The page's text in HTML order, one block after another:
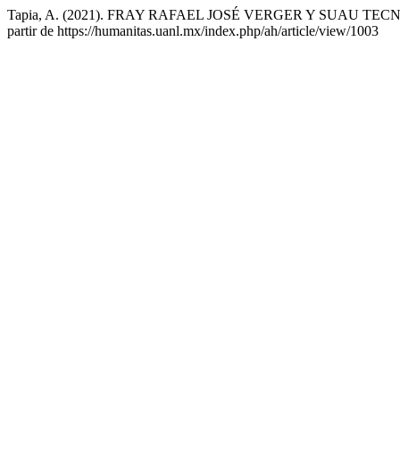
Tapia, A. (2021). FRAY RAFAEL JOSÉ VERGER Y SUAU
partir de https://humanitas.uanl.mx/index.php/ah/article/view/1003